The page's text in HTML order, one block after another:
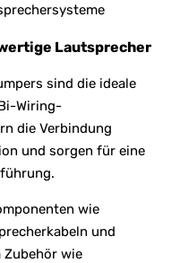
Lautsprecher
sind die ideale
Wiring-
die Verbindung
und sorgen für eine
wie
und
Zubehör wie